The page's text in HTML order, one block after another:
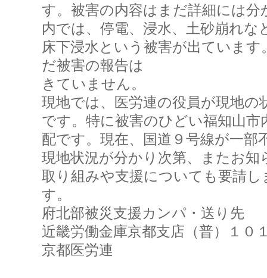
す。被害の内容はまだ詳細には
内では、停電、浸水、土砂崩れな
床下浸水という被害が出ていま
だ被害の報告は
きていません。
現地では、医労連の役員が現地
です。特に被害のひどい福知山市
配です。現在、国道９号線が一部
現地状況が分かり次第、またお
取り組みや支援についても要請
す。
府北部被災支援カンパ・送り先
近畿労働金庫京都支店（普）１０
京都医労連